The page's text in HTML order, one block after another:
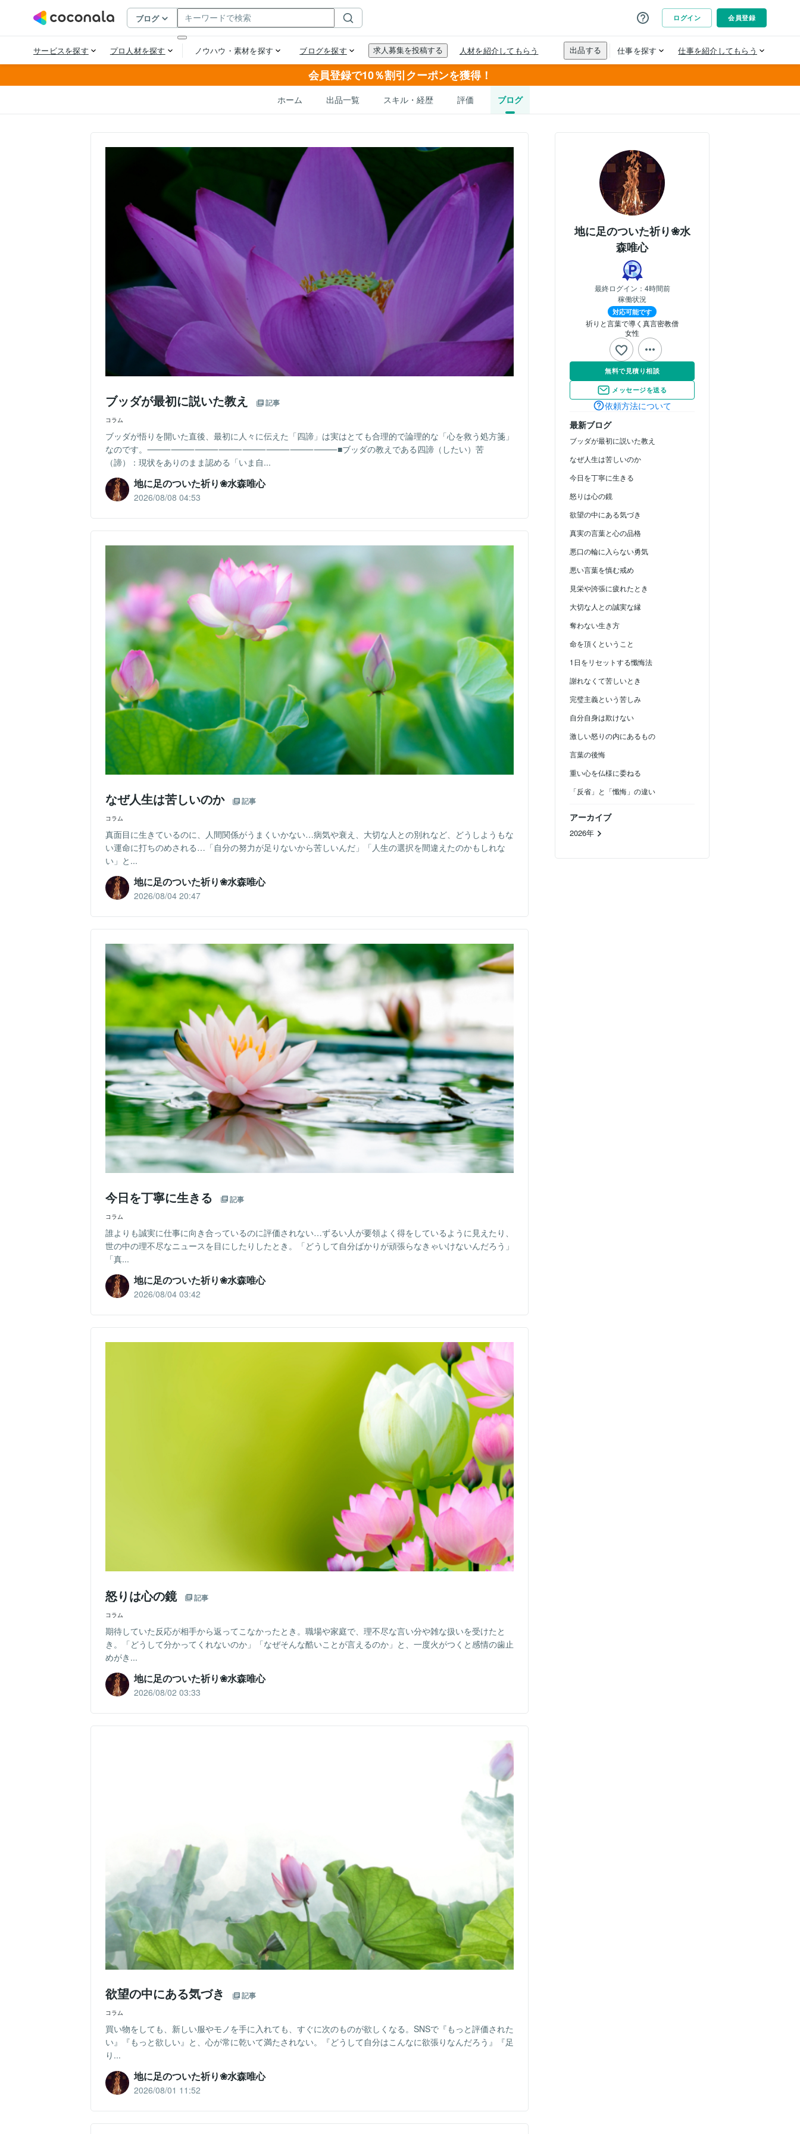
会員登録で10％割引クーポンを獲得！
ホーム 出品一覧 スキル・経歴 評価 ブログ
地に足のついた祈り❀水
森唯心
最終ログイン： 4時間前
稼働状況
対応可能です
祈りと言葉で導く真言密教僧
女性
無料で見積り相談
メッセージを送る
依頼方法について
最新ブログ
ブッダが最初に説いた教え
なぜ人生は苦しいのか
今日を丁寧に生きる
怒りは心の鏡
欲望の中にある気づき
真実の言葉と心の品格
悪口の輪に入らない勇気
悪い言葉を慎む戒め
見栄や誇張に疲れたとき
大切な人との誠実な縁
奪わない生き方
命を頂くということ
1日をリセットする懺悔法
謝れなくて苦しいとき
完璧主義という苦しみ
自分自身は欺けない
激しい怒りの内にあるもの
言葉の後悔
重い心を仏様に委ねる
「反省」と「懺悔」の違い
アーカイブ
2026年
ブッダが最初に説いた教え 記事
コラム
ブッダが悟りを開いた直後、最初に人々に伝えた「四諦」は実はとても合理的で論理的な「心を救う処方箋」
なのです。⸻⸻⸻⸻⸻⸻⸻⸻■ブッダの教えである四諦（したい）苦
（諦）：現状をありのまま認める​「いま自...
地に足のついた祈り❀水森唯心
2026/08/08 04:53
なぜ人生は苦しいのか 記事
コラム
真面目に生きているのに、人間関係がうまくいかない…病気や衰え、大切な人との別れなど、どうしようもな
い運命に打ちのめされる…「自分の努力が足りないから苦しいんだ」「人生の選択を間違えたのかもしれな
い」と...
地に足のついた祈り❀水森唯心
2026/08/04 20:47
今日を丁寧に生きる 記事
コラム
誰よりも誠実に仕事に向き合っているのに評価されない…ずるい人が要領よく得をしているように見えたり、
世の中の理不尽なニュースを目にしたりしたとき。「どうして自分ばかりが頑張らなきゃいけないんだろう」
「真...
地に足のついた祈り❀水森唯心
2026/08/04 03:42
怒りは心の鏡 記事
コラム
期待していた反応が相手から返ってこなかったとき。職場や家庭で、理不尽な言い分や雑な扱いを受けたと
き。「どうして分かってくれないのか」「なぜそんな酷いことが言えるのか」と、一度火がつくと感情の歯止
めがき...
地に足のついた祈り❀水森唯心
2026/08/02 03:33
欲望の中にある気づき 記事
コラム
買い物をしても、新しい服やモノを手に入れても、すぐに次のものが欲しくなる。SNSで『もっと評価された
い』『もっと欲しい』と、心が常に乾いて満たされない。『どうして自分はこんなに欲張りなんだろう』『足
り...
地に足のついた祈り❀水森唯心
2026/08/01 11:52